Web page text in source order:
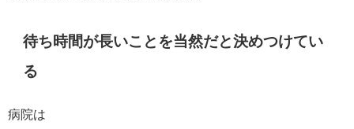
待ち時間が長いことを当然だと決めつけてい
る
病院は